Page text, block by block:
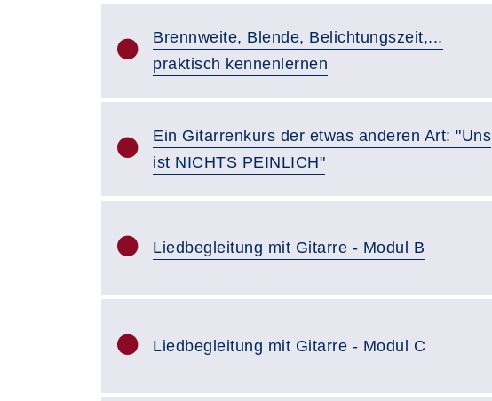
Brennweite, Blende, Belichtungszeit,...
praktisch kennenlernen
Ein Gitarrenkurs der etwas anderen Art: "Uns
ist NICHTS PEINLICH"
Liedbegleitung mit Gitarre - Modul B
Liedbegleitung mit Gitarre - Modul C